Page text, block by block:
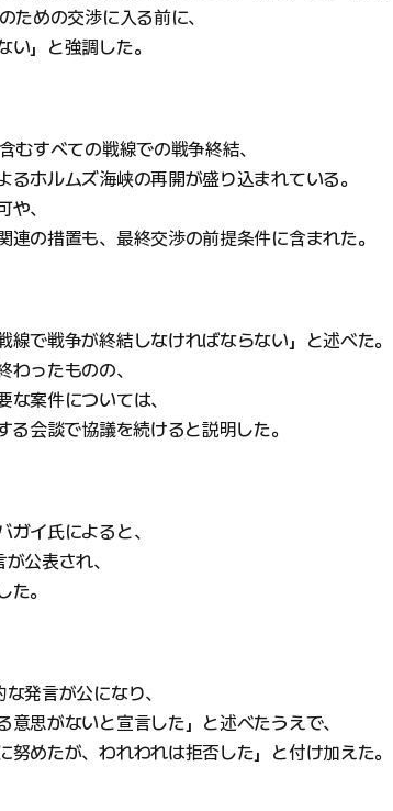
ための交渉に入る前に、
い」と強調した。
すべての戦線での戦争終結、
ホルムズ海峡の再開が盛り込まれている。
、
の措置も、最終交渉の前提条件に含まれた。
で戦争が終結しなければならない」と述べた。
ったものの、
案件については、
会談で協議を続けると説明した。
イ氏によると、
公表され、
。
発言が公になり、
思がないと宣言した」と述べたうえで、
努めたが、われわれは拒否した」と付け加えた。